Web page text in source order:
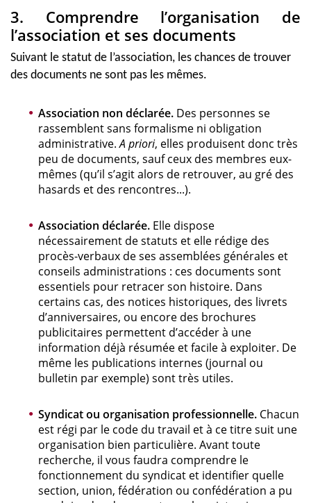
3. Comprendre l’organisation de
l’association et ses documents
Suivant le statut de l’association, les chances de trouver
des documents ne sont pas les mêmes.
Association non déclarée. Des personnes se
rassemblent sans formalisme ni obligation
administrative.A priori, elles produisent donc très
peu de documents, sauf ceux des membres eux-
mêmes (qu’il s’agit alors de retrouver, au gré des
hasards et des rencontres...).
Association déclarée. Elle dispose
nécessairement de statuts et elle rédige des
procès-verbaux de ses assemblées générales et
conseils administrations : ces documents sont
essentiels pour retracer son histoire. Dans
certains cas, des notices historiques, des livrets
d’anniversaires, ou encore des brochures
publicitaires permettent d’accéder à une
information déjà résumée et facile à exploiter. De
même les publications internes (journal ou
bulletin par exemple) sont très utiles.
Syndicat ou organisation professionnelle. Chacun
est régi par le code du travail et à ce titre suit une
organisation bien particulière. Avant toute
recherche, il vous faudra comprendre le
fonctionnement du syndicat et identifier quelle
section, union, fédération ou confédération a pu